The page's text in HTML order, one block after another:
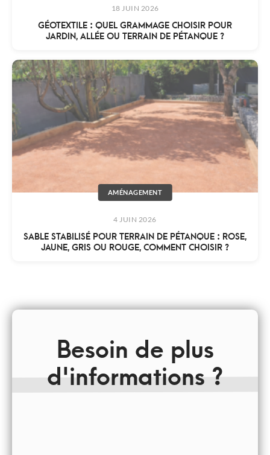
18 JUIN 2026
GÉOTEXTILE : QUEL GRAMMAGE CHOISIR POUR
JARDIN, ALLÉE OU TERRAIN DE PÉTANQUE ?
AMÉNAGEMENT
4 JUIN 2026
SABLE STABILISÉ POUR TERRAIN DE PÉTANQUE : ROSE,
JAUNE, GRIS OU ROUGE, COMMENT CHOISIR ?
Besoin de plus
d'informations ?